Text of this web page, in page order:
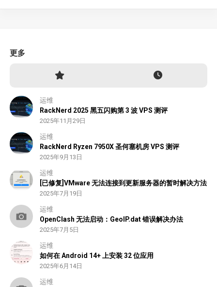
更多
运维
RackNerd 2025 黑五闪购第 3 波 VPS 测评
2025年11月29日
运维
RackNerd Ryzen 7950X 圣何塞机房 VPS 测评
2025年9月13日
运维
[已修复]VMware 无法连接到更新服务器的暂时解决方法
2025年7月19日
运维
OpenClash 无法启动：GeoIP.dat 错误解决办法
2025年7月5日
运维
如何在 Android 14+ 上安装 32 位应用
2025年6月14日
运维